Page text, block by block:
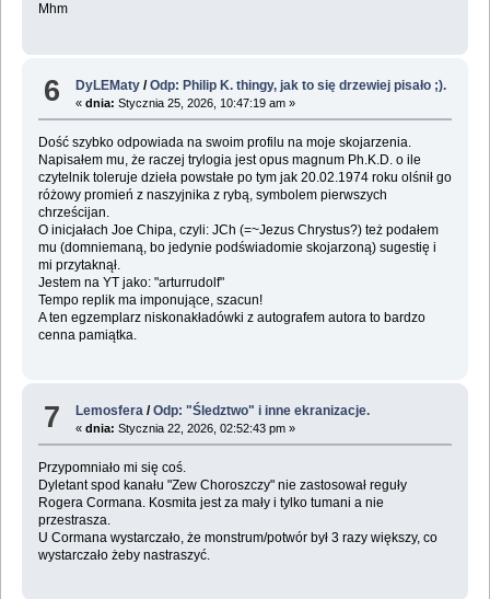
Mhm
6 DyLEMaty /Odp: Philip K. thingy, jak to się drzewiej pisało ;).
«dnia: Stycznia 25, 2026, 10:47:19 am »
Dość szybko odpowiada na swoim profilu na moje skojarzenia.
Napisałem mu, że raczej trylogia jest opus magnum Ph.K.D. o ile
czytelnik toleruje dzieła powstałe po tym jak 20.02.1974 roku olśnił go
różowy promień z naszyjnika z rybą, symbolem pierwszych
chrześcijan.
O inicjałach Joe Chipa, czyli: JCh (=~Jezus Chrystus?) też podałem
mu (domniemaną, bo jedynie podświadomie skojarzoną) sugestię i
mi przytaknął.
Jestem na YT jako: "arturrudolf"
Tempo replik ma imponujące, szacun!
A ten egzemplarz niskonakładówki z autografem autora to bardzo
cenna pamiątka.
7 Lemosfera /Odp: "Śledztwo" i inne ekranizacje.
«dnia: Stycznia 22, 2026, 02:52:43 pm »
Przypomniało mi się coś.
Dyletant spod kanału "Zew Choroszczy" nie zastosował reguły
Rogera Cormana. Kosmita jest za mały i tylko tumani a nie
przestrasza.
U Cormana wystarczało, że monstrum/potwór był 3 razy większy, co
wystarczało żeby nastraszyć.